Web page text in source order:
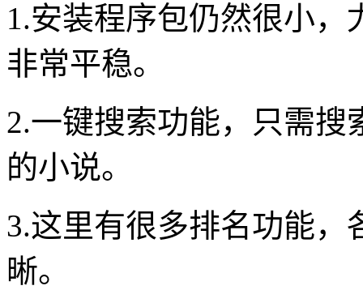
1.安装程序包仍然很小
非常平稳。
2.一键搜索功能，只需
的小说。
3.这里有很多排名功能，
晰。